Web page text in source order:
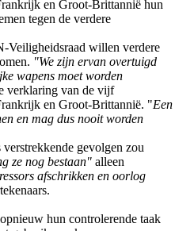
en Groot-Brittannië hun
tegen de verdere
Veiligheidsraad willen verdere
"We zijn ervan overtuigd
wapens moet worden
verklaring van de vijf
en Groot-Brittannië. "Een
en mag dus nooit worden
gevolgen zou
ze nog bestaan" alleen
afschrikken en oorlog
hun controlerende taak